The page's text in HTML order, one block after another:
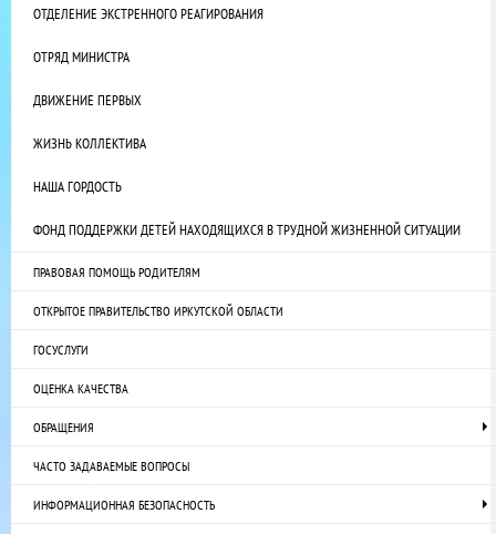
ОТДЕЛЕНИЕ ЭКСТРЕННОГО РЕАГИРОВАНИЯ
ОТРЯД МИНИСТРА
ДВИЖЕНИЕ ПЕРВЫХ
ЖИЗНЬ КОЛЛЕКТИВА
НАША ГОРДОСТЬ
ФОНД ПОДДЕРЖКИ ДЕТЕЙ НАХОДЯЩИХСЯ В ТРУДНОЙ ЖИЗНЕННОЙ СИТУАЦИИ
ПРАВОВАЯ ПОМОЩЬ РОДИТЕЛЯМ
ОТКРЫТОЕ ПРАВИТЕЛЬСТВО ИРКУТСКОЙ ОБЛАСТИ
ГОСУСЛУГИ
ОЦЕНКА КАЧЕСТВА
ОБРАЩЕНИЯ
ЧАСТО ЗАДАВАЕМЫЕ ВОПРОСЫ
ИНФОРМАЦИОННАЯ БЕЗОПАСНОСТЬ